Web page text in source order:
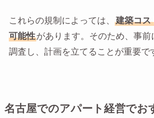
これらの規制によっては、
建築コス
可能性があります。そのため、事前
調査し、計画を立てることが重要で
名古屋でのアパート経営でお